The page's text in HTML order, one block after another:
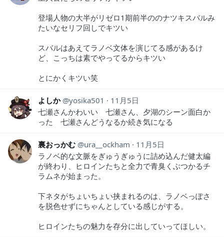
登場人物の大半がリゼロ1期前半ののナツキスバルみ
たいなセリフ回しでキツい
スバルはあえてラノベ文体を演じてる感があるけ
ど、こっちは素でやってるからキツい
とにかくキツい笑
よしか yosika501
11月5日
七瀬さんかわいい 七瀬さん、夕湖のシーン面白か
った 七瀬さんどうなるか続き気になる
裏おっかむ ura__ockham
11月5日
ラノベ的な文脈をぎゅうぎゅうに詰め込んだ健太編
が終わり、ヒロインたちと全力で青臭くぶつかるチ
ラムネが始まった。
下ネタがちょいちょい挟まれるのは、ラノベっぽさ
を脱色せずにちゃんとしている感じがする。
ヒロインたちの魅力を存分に出していってほしい。